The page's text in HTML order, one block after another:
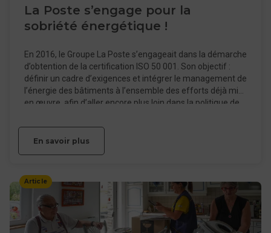
La Poste s’engage pour la
sobriété énergétique !
En 2016, le Groupe La Poste s’engageait dans la démarche
d’obtention de la certification ISO 50 001. Son objectif :
définir un cadre d’exigences et intégrer le management de
l’énergie des bâtiments à l’ensemble des efforts déjà mis
en œuvre, afin d’aller encore plus loin dans la politique de
émissions de gaz à effet de serre.
En savoir plus
Article